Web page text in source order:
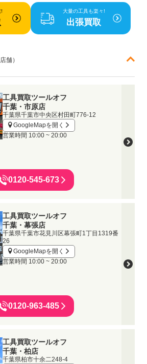
大量の工具も楽々!
出張買取
舗）
工具買取ツールオフ
千葉・市原店
千葉県千葉市中央区村田町776-12
GoogleMapを開く
営業時間 10:00 ~ 20:00
0120-545-673
工具買取ツールオフ
千葉・幕張店
千葉県千葉市花見川区幕張町1丁目1319番
26
GoogleMapを開く
営業時間 10:00 ~ 20:00
0120-963-485
工具買取ツールオフ
千葉・柏店
千葉県柏市十余二248-4